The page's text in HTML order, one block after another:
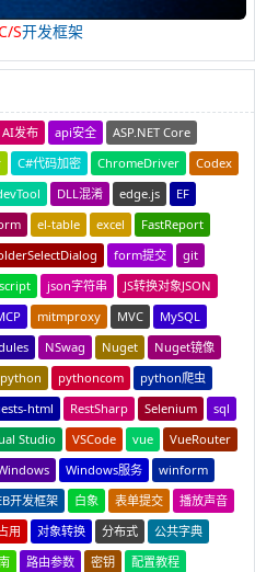
S开发框架
AI发布 api安全
ASP.NET Core
C#代码加密 ChromeDriver
Codex
DLL混淆 edge.js
EF
el-table excel
FastReport
form提交
git
json字符串
JS转换对象JSON
mitmproxy MVC
MySQL
NSwag Nuget
Nuget镜像
python pythoncom
python爬虫
html RestSharp Selenium
sql
Studio VSCode vue
VueRouter
Windows服务
winform
开发框架 白象 表单提交
播放声音
用 对象转换 分布式
公共字典
路由参数 密钥
配置教程